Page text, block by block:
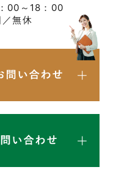
00～18：00
／無休